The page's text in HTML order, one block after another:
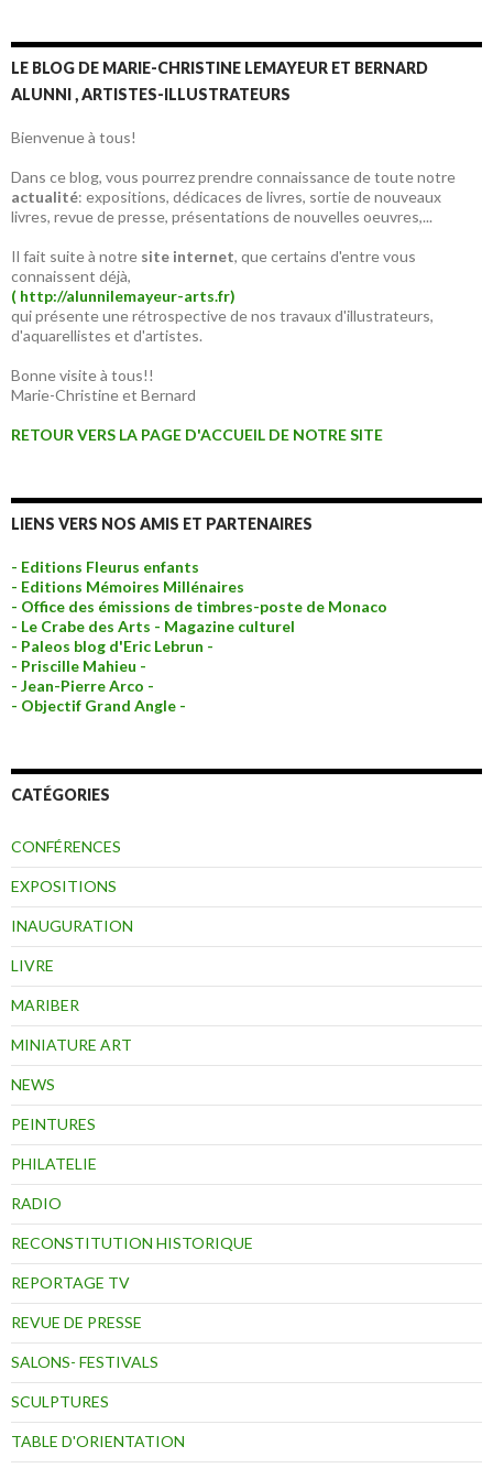
LE BLOG DE MARIE-CHRISTINE LEMAYEUR ET BERNARD
ALUNNI , ARTISTES-ILLUSTRATEURS
Bienvenue à tous!
Dans ce blog, vous pourrez prendre connaissance de toute notre
actualité: expositions, dédicaces de livres, sortie de nouveaux
livres, revue de presse, présentations de nouvelles oeuvres,...
Il fait suite à notre site internet, que certains d'entre vous
connaissent déjà,
( http://alunnilemayeur-arts.fr)
qui présente une rétrospective de nos travaux d'illustrateurs,
d'aquarellistes et d'artistes.
Bonne visite à tous!!
Marie-Christine et Bernard
RETOUR VERS LA PAGE D'ACCUEIL DE NOTRE SITE
LIENS VERS NOS AMIS ET PARTENAIRES
- Editions Fleurus enfants
- Editions Mémoires Millénaires
- Office des émissions de timbres-poste de Monaco
- Le Crabe des Arts - Magazine culturel
- Paleos blog d'Eric Lebrun -
- Priscille Mahieu -
- Jean-Pierre Arco -
- Objectif Grand Angle -
CATÉGORIES
CONFÉRENCES
EXPOSITIONS
INAUGURATION
LIVRE
MARIBER
MINIATURE ART
NEWS
PEINTURES
PHILATELIE
RADIO
RECONSTITUTION HISTORIQUE
REPORTAGE TV
REVUE DE PRESSE
SALONS- FESTIVALS
SCULPTURES
TABLE D'ORIENTATION